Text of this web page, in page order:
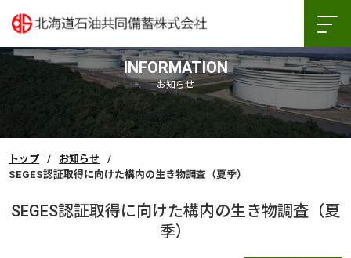
INFORMATION
お知らせ
トップ
お知らせ
SEGES認証取得に向けた構内の生き物調査（夏季）
SEGES認証取得に向けた構内の生き物調査（夏
季）